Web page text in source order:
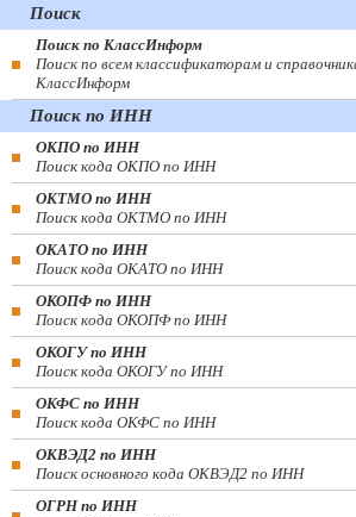
Поиск
Поиск по КлассИнформ
Поиск по всем классификаторам и
КлассИнформ
Поиск по ИНН
ОКПО по ИНН
Поиск кода ОКПО по ИНН
ОКТМО по ИНН
Поиск кода ОКТМО по ИНН
ОКАТО по ИНН
Поиск кода ОКАТО по ИНН
ОКОПФ по ИНН
Поиск кода ОКОПФ по ИНН
ОКОГУ по ИНН
Поиск кода ОКОГУ по ИНН
ОКФС по ИНН
Поиск кода ОКФС по ИНН
ОКВЭД2 по ИНН
Поиск основного кода ОКВЭД2 по ИНН
ОГРН по ИНН